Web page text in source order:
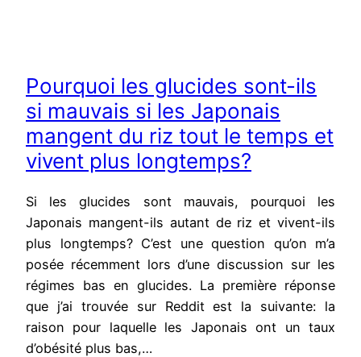
Pourquoi les glucides sont-ils
si mauvais si les Japonais
mangent du riz tout le temps et
vivent plus longtemps?
Si les glucides sont mauvais, pourquoi les
Japonais mangent-ils autant de riz et vivent-ils
plus longtemps? C’est une question qu’on m’a
posée récemment lors d’une discussion sur les
régimes bas en glucides. La première réponse
que j’ai trouvée sur Reddit est la suivante: la
raison pour laquelle les Japonais ont un taux
d’obésité plus bas,…